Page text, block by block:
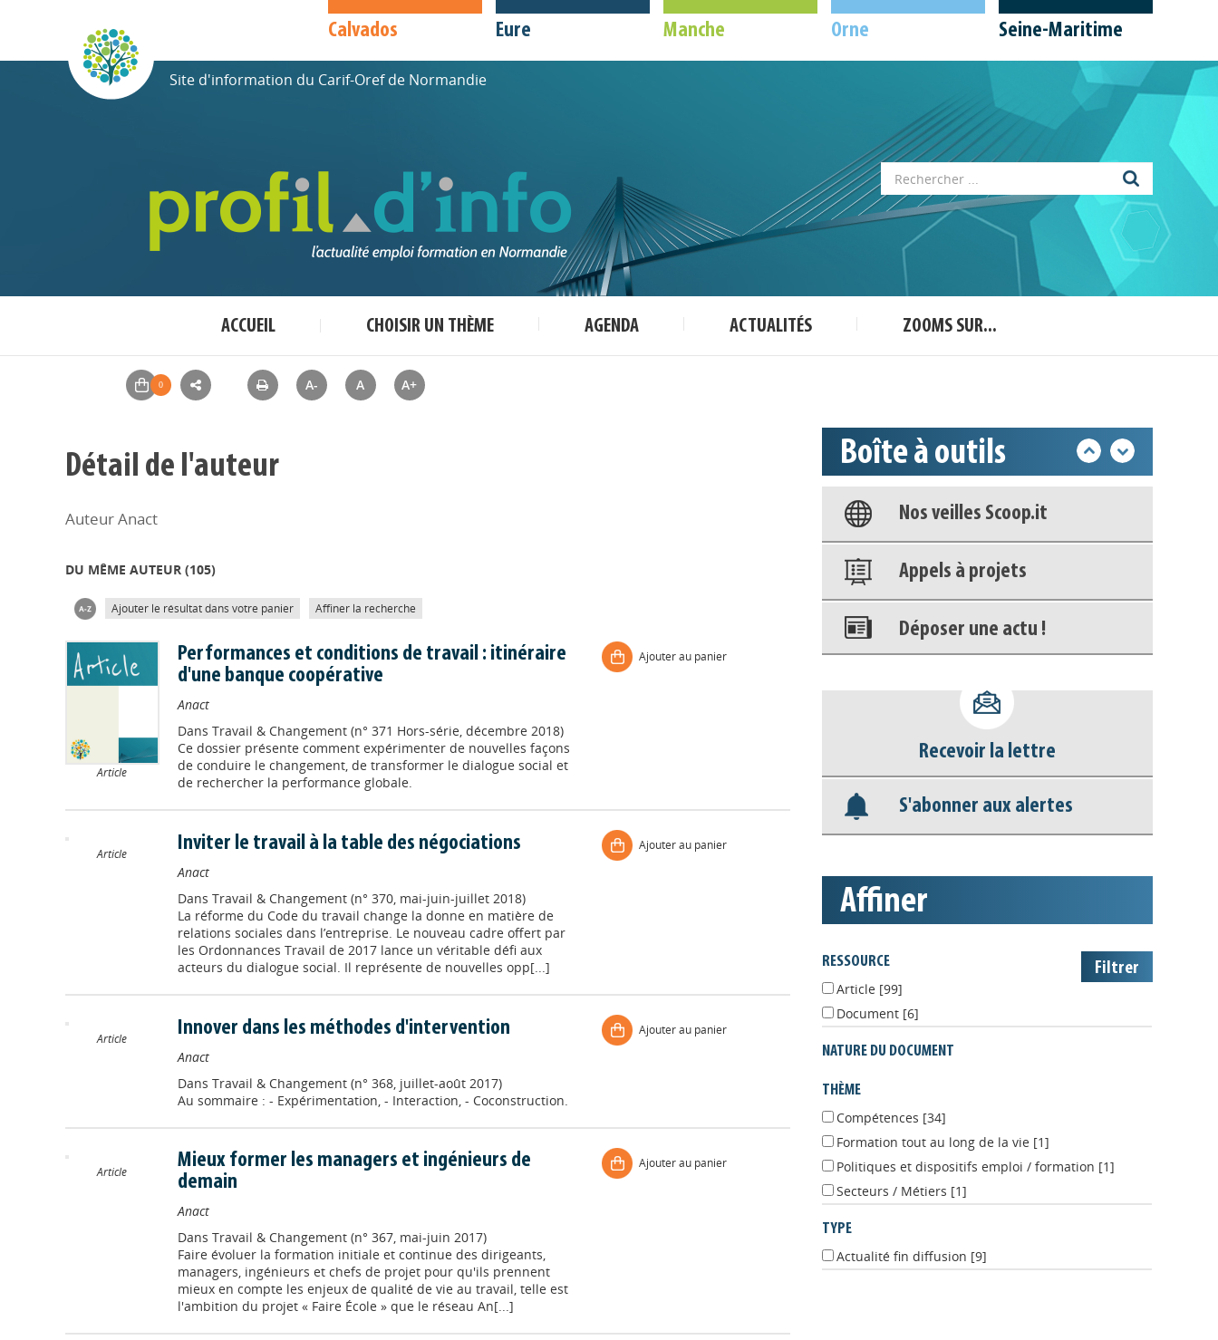
Calvados Eure Manche Orne Seine-Maritime
Site d'information du Carif-Oref de Normandie
ACCUEIL CHOISIR UN THÈME AGENDA ACTUALITÉS ZOOMS SUR...
A- A A+
Détail de l'auteur
Auteur Anact
DU MÊME AUTEUR (105)
Ajouter le résultat dans votre panier Affiner la recherche
Article
Performances et conditions de travail : itinéraire
d'une banque coopérative
Anact
Dans Travail & Changement (n° 371 Hors-série, décembre 2018)
Ce dossier présente comment expérimenter de nouvelles façons
de conduire le changement, de transformer le dialogue social et
de rechercher la performance globale.
Ajouter au panier
Article Inviter le travail à la table des négociations
Anact
Dans Travail & Changement (n° 370, mai-juin-juillet 2018)
La réforme du Code du travail change la donne en matière de
relations sociales dans l’entreprise. Le nouveau cadre offert par
les Ordonnances Travail de 2017 lance un véritable défi aux
acteurs du dialogue social. Il représente de nouvelles opp[...]
Ajouter au panier
Article Innover dans les méthodes d'intervention
Anact
Dans Travail & Changement (n° 368, juillet-août 2017)
Au sommaire : - Expérimentation, - Interaction, - Coconstruction.
Ajouter au panier
Article
Mieux former les managers et ingénieurs de
demain
Anact
Dans Travail & Changement (n° 367, mai-juin 2017)
Faire évoluer la formation initiale et continue des dirigeants,
managers, ingénieurs et chefs de projet pour qu'ils prennent
mieux en compte les enjeux de qualité de vie au travail, telle est
l'ambition du projet « Faire École » que le réseau An[...]
Ajouter au panier
Boîte à outils
Appels à projets
Déposer une actu !
Nos veilles Scoop.it
Appels à projets
Déposer une actu !
Accéder à son compte - (Se
Base documentaire
Nos veilles Scoop.it
Appels à projets
affiner
RESSOURCE
Article
Document[6]
THÈME
Compétences
Formation tout au long de la vie [1]
Politiques et dispositifs emploi / formation
Secteurs / Métiers[1]
TYPE
Actualité fin diffusion[9]